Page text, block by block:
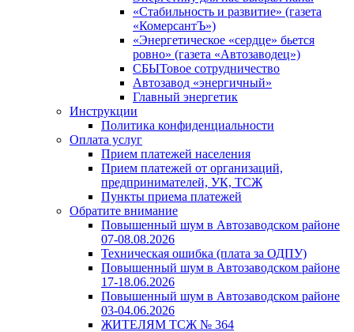
«Стабильность и развитие» (газета
«КомерсантЪ»)
«Энергетическое «сердце» бьется
ровно» (газета «Автозаводец»)
СБЫТовое сотрудничество
Автозавод «энергичный»
Главный энергетик
Инструкции
Политика конфиденциальности
Оплата услуг
Прием платежей населения
Прием платежей от организаций,
предпринимателей, УК, ТСЖ
Пункты приема платежей
Обратите внимание
Повышенный шум в Автозаводском районе
07-08.08.2026
Техническая ошибка (плата за ОДПУ)
Повышенный шум в Автозаводском районе
17-18.06.2026
Повышенный шум в Автозаводском районе
03-04.06.2026
ЖИТЕЛЯМ ТСЖ № 364